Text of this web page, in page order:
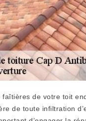
faîtières de votre toit
de toute infiltration